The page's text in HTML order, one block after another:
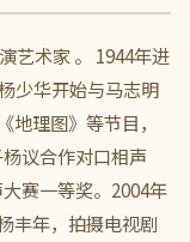
艺术家 。 1944年进
少华开始与马志明
理图》等节目，
议合作对口相声
赛一等奖。2004年
丰年，拍摄电视剧